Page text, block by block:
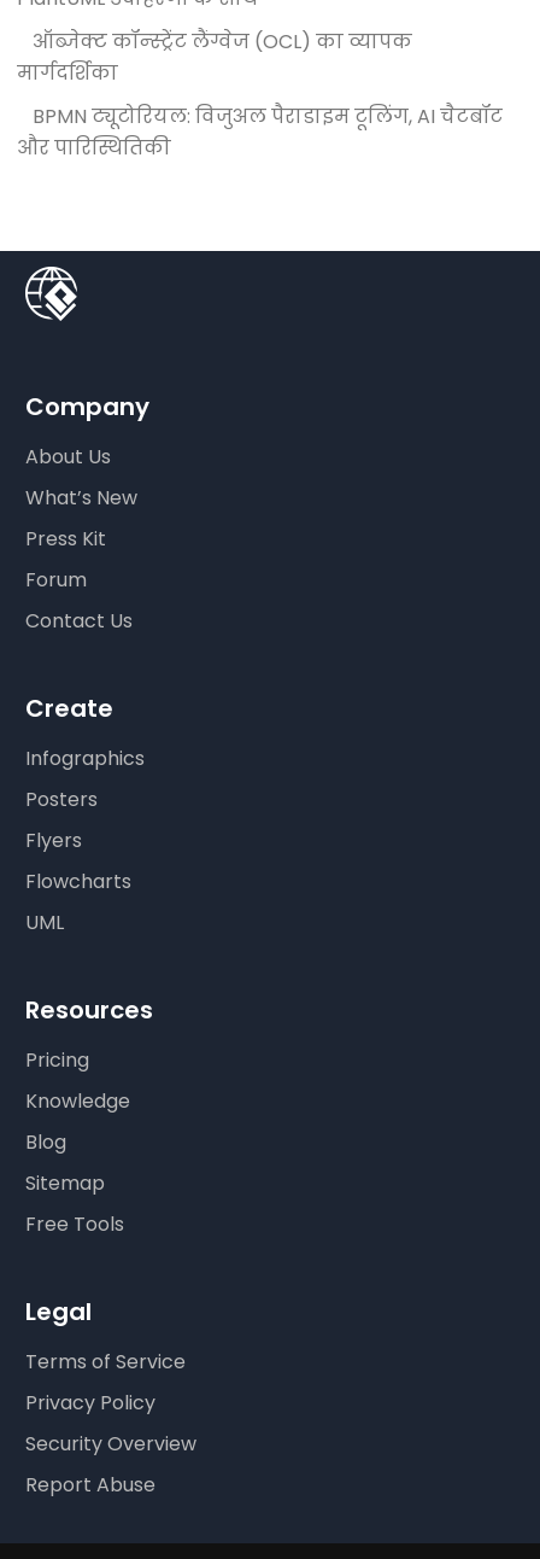
ऑब्जेक्ट कॉन्स्ट्रेंट लैंग्वेज (OCL) का व्यापक
मार्गदर्शिका
BPMN ट्यूटोरियल: विजुअल पैराडाइम टूलिंग, AI चैटबॉट
और पारिस्थितिकी
Company
About Us
What’s New
Press Kit
Forum
Contact Us
Create
Infographics
Posters
Flyers
Flowcharts
UML
Resources
Pricing
Knowledge
Blog
Sitemap
Free Tools
Legal
Terms of Service
Privacy Policy
Security Overview
Report Abuse